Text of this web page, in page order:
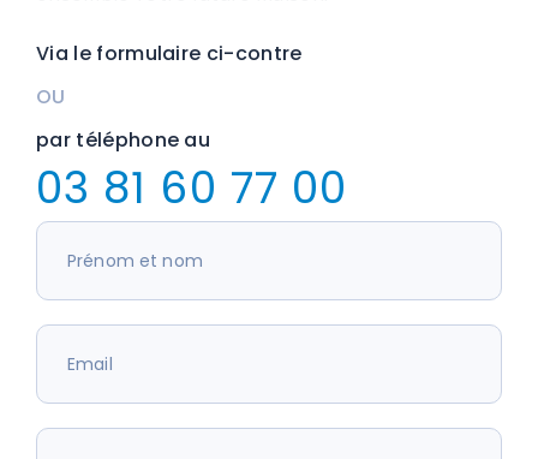
Via le formulaire ci-contre
OU
par téléphone au
03 81 60 77 00